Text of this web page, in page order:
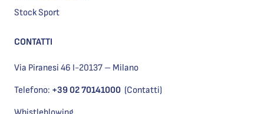
Stock Sport
CONTATTI
Via Piranesi 46 I-20137 – Milano
Telefono: +39 02 70141000 (Contatti)